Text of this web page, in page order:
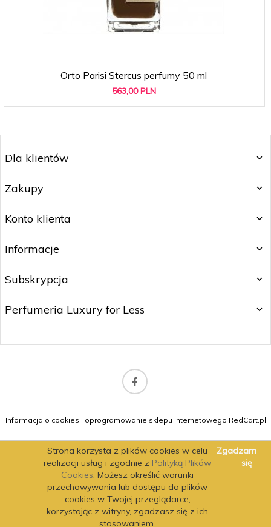
Orto Parisi Stercus perfumy 50 ml
563,00 PLN
Dla klientów
Zakupy
Konto klienta
Informacje
Subskrypcja
Perfumeria Luxury for Less
Informacja o cookies | oprogramowanie sklepu internetowego RedCart.pl
Strona korzysta z plików cookies w celu
realizacji usług i zgodnie z Polityką Plików
Cookies . Możesz określić warunki
przechowywania lub dostępu do plików
cookies w Twojej przeglądarce,
korzystając z witryny, zgadzasz się z ich
stosowaniem.
Zgadzam
się